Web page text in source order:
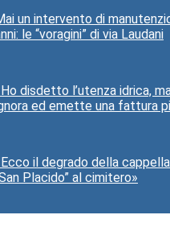
un intervento di
le “voragini” di via Laudani
disdetto l’utenza idrica,
ed emette una fattura
il degrado della
Placido” al cimitero»